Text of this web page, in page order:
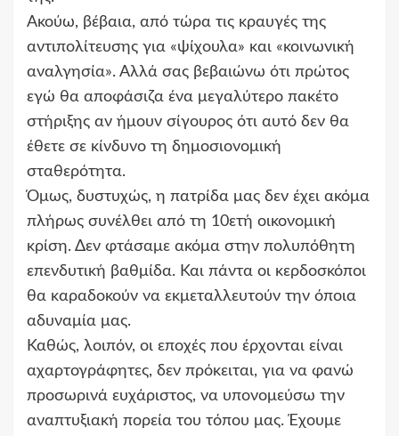
Ακούω, βέβαια, από τώρα τις κραυγές της
αντιπολίτευσης για «ψίχουλα» και «κοινωνική
αναλγησία». Αλλά σας βεβαιώνω ότι πρώτος
εγώ θα αποφάσιζα ένα μεγαλύτερο πακέτο
στήριξης αν ήμουν σίγουρος ότι αυτό δεν θα
έθετε σε κίνδυνο τη δημοσιονομική
σταθερότητα.
Όμως, δυστυχώς, η πατρίδα μας δεν έχει ακόμα
πλήρως συνέλθει από τη 10ετή οικονομική
κρίση. Δεν φτάσαμε ακόμα στην πολυπόθητη
επενδυτική βαθμίδα. Και πάντα οι κερδοσκόποι
θα καραδοκούν να εκμεταλλευτούν την όποια
αδυναμία μας.
Καθώς, λοιπόν, οι εποχές που έρχονται είναι
αχαρτογράφητες, δεν πρόκειται, για να φανώ
προσωρινά ευχάριστος, να υπονομεύσω την
αναπτυξιακή πορεία του τόπου μας. Έχουμε